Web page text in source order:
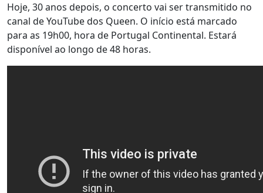
Hoje, 30 anos depois, o concerto vai ser transmitido no
canal de YouTube dos Queen. O início está marcado
para as 19h00, hora de Portugal Continental. Estará
disponível ao longo de 48 horas.